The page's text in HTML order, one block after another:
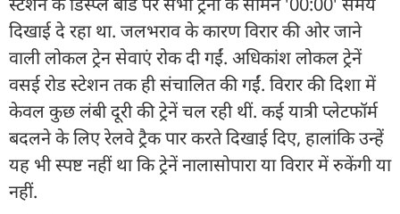
दिखाई दे रहा था. जलभराव के कारण विरार की ओर जाने
वाली लोकल ट्रेन सेवाएं रोक दी गईं. अधिकांश लोकल ट्रेनें
वसई रोड स्टेशन तक ही संचालित की गईं. विरार की दिशा में
केवल कुछ लंबी दूरी की ट्रेनें चल रही थीं. कई यात्री प्लेटफॉर्म
बदलने के लिए रेलवे ट्रैक पार करते दिखाई दिए, हालांकि उन्हें
यह भी स्पष्ट नहीं था कि ट्रेनें नालासोपारा या विरार में रुकेंगी या
नहीं.